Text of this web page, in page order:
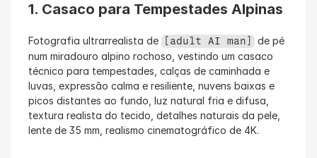
1. Casaco para Tempestades Alpinas
Fotografia ultrarrealista de [adult AI man] de pé
num miradouro alpino rochoso, vestindo um casaco
técnico para tempestades, calças de caminhada e
luvas, expressão calma e resiliente, nuvens baixas e
picos distantes ao fundo, luz natural fria e difusa,
textura realista do tecido, detalhes naturais da pele,
lente de 35 mm, realismo cinematográfico de 4K.